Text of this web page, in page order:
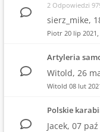
2 Odpowiedzi
sierz_mike,
Piotr 20 lip 2021,
Artyleria
Witold, 26
Witold 08 lut
Polskie
Jacek, 07